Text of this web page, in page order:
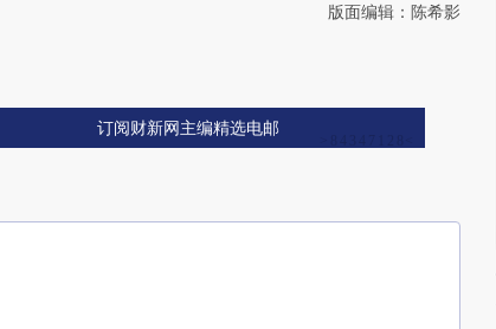
版面编辑：陈希影
订阅财新网主编精选电邮